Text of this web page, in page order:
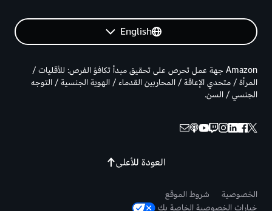
English
العودة للأعلى
Amazon جهة عمل تحرص على تحقيق مبدأ تكافؤ الفرص: للأقليات /
المرأة / متحدي الإعاقة / المحاربين القدماء / الهوية الجنسية / التوجه
الجنسي / السن.
الخصوصية
شروط الموقع
خيارات الخصوصية الخاصة بك